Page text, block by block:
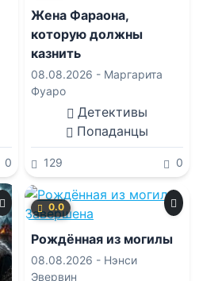
0
Жена Фараона,
которую должны
казнить
08.08.2026 - Маргарита
Фуаро
Детективы
Попаданцы
129 0
Завершена
0.0
Рождённая из могилы
08.08.2026 - Нэнси
Эвервин